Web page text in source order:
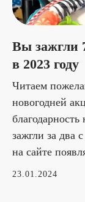
Вы зажгли
в 2023 году
Читаем
новогодней
зажгли за два
на сайте
23.01.2024